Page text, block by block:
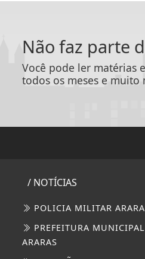
Não faz parte
Você pode ler matérias
todos os meses e muito
/ NOTÍCIAS
POLICIA MILITAR
PREFEITURA
ARARAS